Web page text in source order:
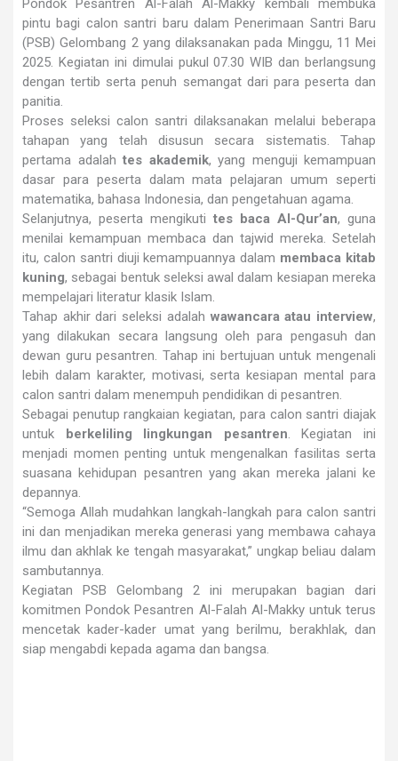
Pondok Pesantren Al-Falah Al-Makky kembali membuka
pintu bagi calon santri baru dalam Penerimaan Santri Baru
(PSB) Gelombang 2 yang dilaksanakan pada Minggu, 11 Mei
2025. Kegiatan ini dimulai pukul 07.30 WIB dan berlangsung
dengan tertib serta penuh semangat dari para peserta dan
panitia.
Proses seleksi calon santri dilaksanakan melalui beberapa
tahapan yang telah disusun secara sistematis. Tahap
pertama adalah tes akademik, yang menguji kemampuan
dasar para peserta dalam mata pelajaran umum seperti
matematika, bahasa Indonesia, dan pengetahuan agama.
Selanjutnya, peserta mengikuti tes baca Al-Qur’an, guna
menilai kemampuan membaca dan tajwid mereka. Setelah
itu, calon santri diuji kemampuannya dalam membaca kitab
kuning, sebagai bentuk seleksi awal dalam kesiapan mereka
mempelajari literatur klasik Islam.
Tahap akhir dari seleksi adalah wawancara atau interview,
yang dilakukan secara langsung oleh para pengasuh dan
dewan guru pesantren. Tahap ini bertujuan untuk mengenali
lebih dalam karakter, motivasi, serta kesiapan mental para
calon santri dalam menempuh pendidikan di pesantren.
Sebagai penutup rangkaian kegiatan, para calon santri diajak
untuk berkeliling lingkungan pesantren. Kegiatan ini
menjadi momen penting untuk mengenalkan fasilitas serta
suasana kehidupan pesantren yang akan mereka jalani ke
depannya.
“Semoga Allah mudahkan langkah-langkah para calon santri
ini dan menjadikan mereka generasi yang membawa cahaya
ilmu dan akhlak ke tengah masyarakat,” ungkap beliau dalam
sambutannya.
Kegiatan PSB Gelombang 2 ini merupakan bagian dari
komitmen Pondok Pesantren Al-Falah Al-Makky untuk terus
mencetak kader-kader umat yang berilmu, berakhlak, dan
siap mengabdi kepada agama dan bangsa.